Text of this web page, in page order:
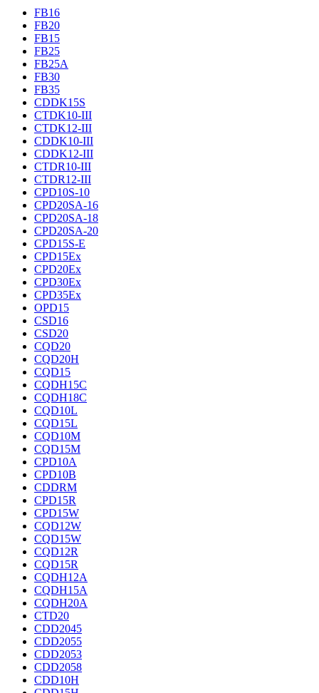
FB16
FB20
FB15
FB25
FB25A
FB30
FB35
CDDK15S
CTDK10-III
CTDK12-III
CDDK10-III
CDDK12-III
CTDR10-III
CTDR12-III
CPD10S-10
CPD20SA-16
CPD20SA-18
CPD20SA-20
CPD15S-E
CPD15Ex
CPD20Ex
CPD30Ex
CPD35Ex
OPD15
CSD16
CSD20
CQD20
CQD20H
CQD15
CQDH15C
CQDH18C
CQD10L
CQD15L
CQD10M
CQD15M
CPD10A
CPD10B
CDDRM
CPD15R
CPD15W
CQD12W
CQD15W
CQD12R
CQD15R
CQDH12A
CQDH15A
CQDH20A
CTD20
CDD2045
CDD2055
CDD2053
CDD2058
CDD10H